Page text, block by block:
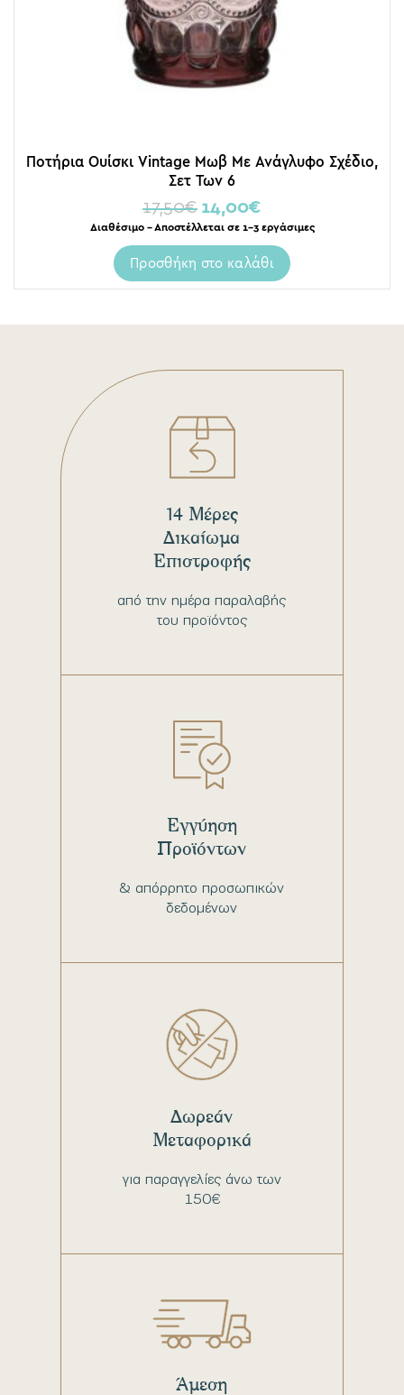
Ποτήρια Ουίσκι Vintage Μωβ Με Ανάγλυφο Σχέδιο,
Σετ Των 6
17,50€ 14,00€
Διαθέσιμο – Αποστέλλεται σε 1-3 εργάσιμες
Προσθήκη στο καλάθι
από την ημέρα παραλαβής
του προϊόντος
14 Μέρες
Δικαίωμα
Επιστροφής
& απόρρητο προσωπικών
δεδομένων
Εγγύηση
Προϊόντων
για παραγγελίες άνω των
150€
Δωρεάν
Μεταφορικά
Άμεση